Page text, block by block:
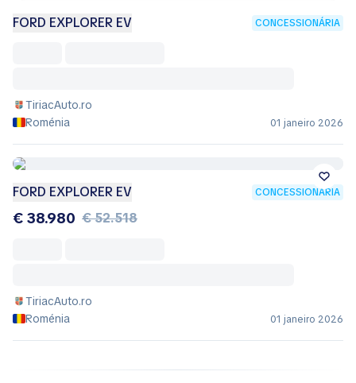
FORD EXPLORER EV CONCESSIONÁRIA
TiriacAuto.ro
Roménia
01 janeiro 2026
FORD EXPLORER EV CONCESSIONÁRIA
€ 38.980 € 52.518
TiriacAuto.ro
Roménia
01 janeiro 2026